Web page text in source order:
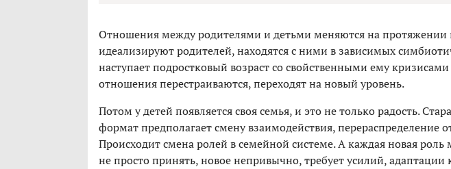
Отношения между родителями и детьми меняются на протяжении
идеализируют родителей, находятся с ними в зависимых
наступает подростковый возраст со свойственными ему
отношения перестраиваются, переходят на новый уровень.
Потом у детей появляется своя семья, и это не только радость.
формат предполагает смену взаимодействия, перераспределение
Происходит смена ролей в семейной системе. А каждая новая роль
не просто принять, новое непривычно, требует усилий,